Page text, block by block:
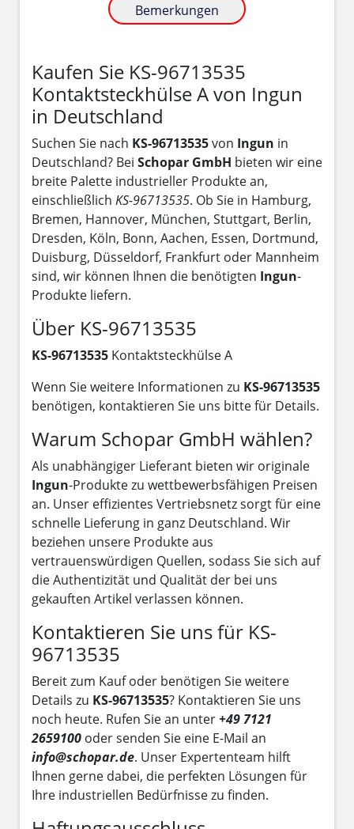
Bemerkungen
Kaufen Sie KS-96713535
Kontaktsteckhülse A von Ingun
in Deutschland
Suchen Sie nach KS-96713535von Ingun in
Deutschland? Bei Schopar GmbH bieten wir eine
breite Palette industrieller Produkte an,
einschließlich KS-96713535. Ob Sie in Hamburg,
Bremen, Hannover, München, Stuttgart, Berlin,
Dresden, Köln, Bonn, Aachen, Essen, Dortmund,
Duisburg, Düsseldorf, Frankfurt oder Mannheim
sind, wir können Ihnen die benötigten Ingun-
Produkte liefern.
Über KS-96713535
KS-96713535 Kontaktsteckhülse A
Wenn Sie weitere Informationen zu KS-96713535
benötigen, kontaktieren Sie uns bitte für Details.
Warum Schopar GmbH wählen?
Als unabhängiger Lieferant bieten wir originale
Ingun-Produkte zu wettbewerbsfähigen Preisen
an. Unser effizientes Vertriebsnetz sorgt für eine
schnelle Lieferung in ganz Deutschland. Wir
beziehen unsere Produkte aus
vertrauenswürdigen Quellen, sodass Sie sich auf
die Authentizität und Qualität der bei uns
gekauften Artikel verlassen können.
Kontaktieren Sie uns für KS-
96713535
Bereit zum Kauf oder benötigen Sie weitere
Details zu KS-96713535? Kontaktieren Sie uns
noch heute. Rufen Sie an unter+49 7121
2659100 oder senden Sie eine E-Mail an
info@schopar.de. Unser Expertenteam hilft
Ihnen gerne dabei, die perfekten Lösungen für
Ihre industriellen Bedürfnisse zu finden.